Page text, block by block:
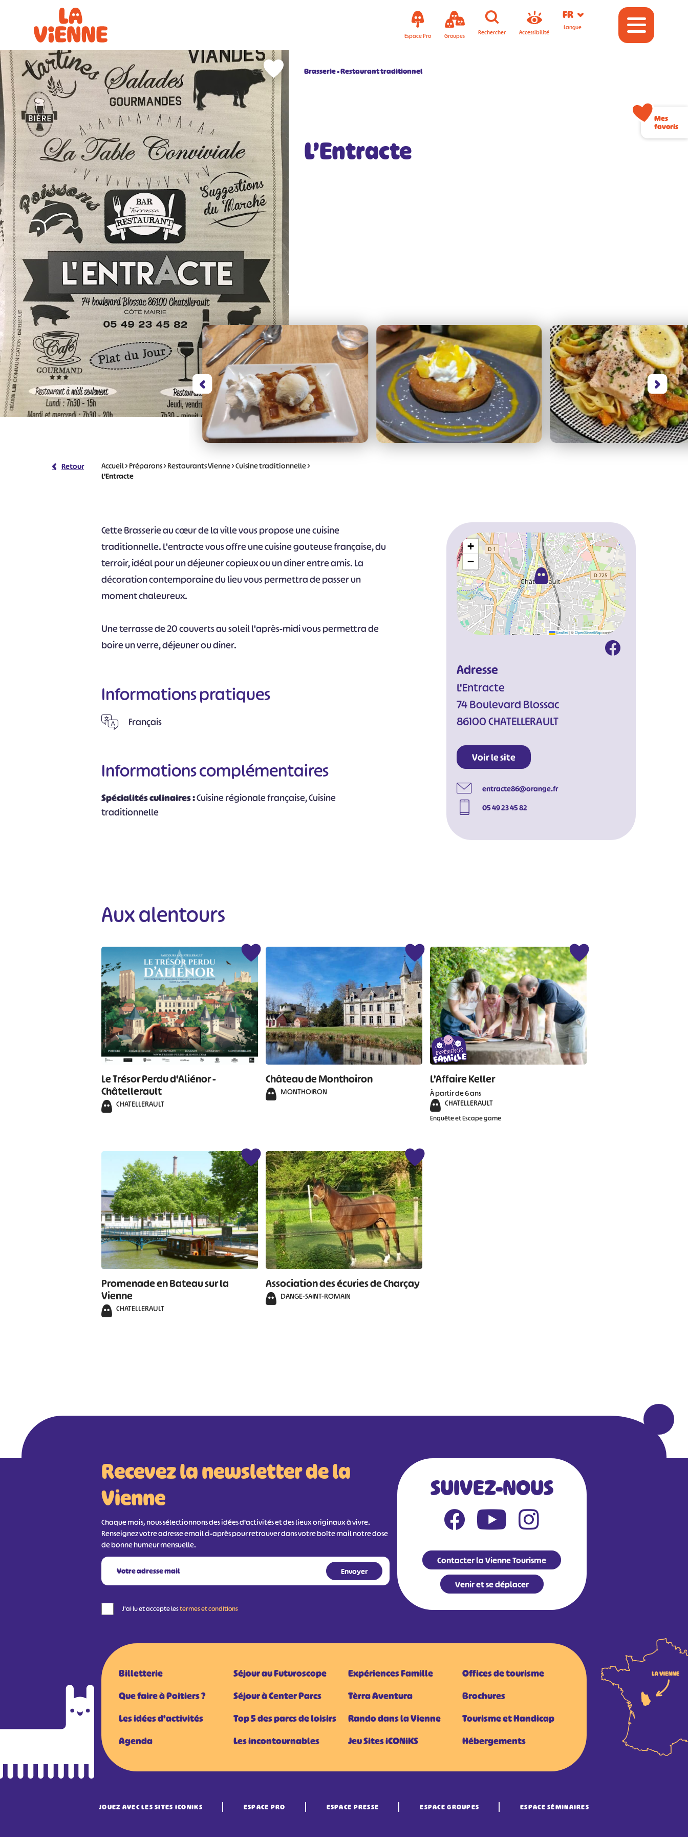
Espace Pro Groupes Rechercher Accessibilité
FR
Langue
Brasserie Restaurant traditionnel
L’Entracte
Retour Accueil>Préparons>Restaurants Vienne>Cuisine traditionnelle>
L’Entracte
Cette Brasserie au cœur de la ville vous propose une cuisine
traditionnelle. L'entracte vous offre une cuisine gouteuse française, du
terroir, idéal pour un déjeuner copieux ou un diner entre amis. La
décoration contemporaine du lieu vous permettra de passer un
moment chaleureux.
Une terrasse de 20 couverts au soleil l'après-midi vous permettra de
boire un verre, déjeuner ou diner.
Informations pratiques
Français
Informations complémentaires
Spécialités culinaires :Cuisine régionale française, Cuisine
traditionnelle
+
−
Leaflet|©OpenStreetMapcontributors
Adresse
L'Entracte
74 Boulevard Blossac
86100 CHATELLERAULT
Voir le site
entracte86@orange.fr
05 49 23 45 82
Aux alentours
Le Trésor Perdu d'Aliénor -
Châtellerault
CHATELLERAULT
Château de Monthoiron
MONTHOIRON
L’Affaire Keller
À partir de 6 ans
CHATELLERAULT
Enquête et Escape game
Promenade en Bateau sur la
Vienne
CHATELLERAULT
Association des écuries de Charçay
DANGE-SAINT-ROMAIN
Recevez la newsletter de la
Vienne
Chaque mois, nous sélectionnons des idées d'activités et des lieux originaux à vivre.
Renseignez votre adresse email ci-après pour retrouver dans votre boîte mail notre dose
de bonne humeur mensuelle.
J'ai lu et accepte lestermes et conditions
SUIVEZ-NOUS
Contacter la Vienne Tourisme
Venir et se déplacer
Billetterie
Que faire à Poitiers ?
Les idées d'activités
Agenda
Séjour au Futuroscope
Séjour à Center Parcs
Top 5 des parcs de loisirs
Les incontournables
Expériences Famille
Tèrra Aventura
Rando dans la Vienne
Jeu Sites iCONiKS
Offices de tourisme
Brochures
Tourisme et Handicap
Hébergements
JOUEZ AVEC LES SITES ICONIKS ESPACE PRO ESPACE PRESSE ESPACE GROUPES ESPACE SÉMINAIRES
# # # # #
#
#
Mes
favoris
Panneau de gestion des cookies